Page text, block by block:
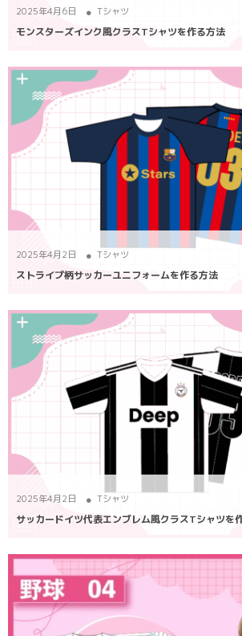
2025年4月6日 Tシャツ
モンスターズインク風クラスTシャツを作る方法
2025年4月2日 Tシャツ
ストライプ柄サッカーユニフォームを作る方法
2025年4月2日 Tシャツ
サッカードイツ代表エンブレム風クラスTシャツを